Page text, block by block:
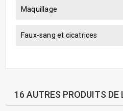
Maquillage
Faux-sang et cicatrices
16 AUTRES PRODUITS DE